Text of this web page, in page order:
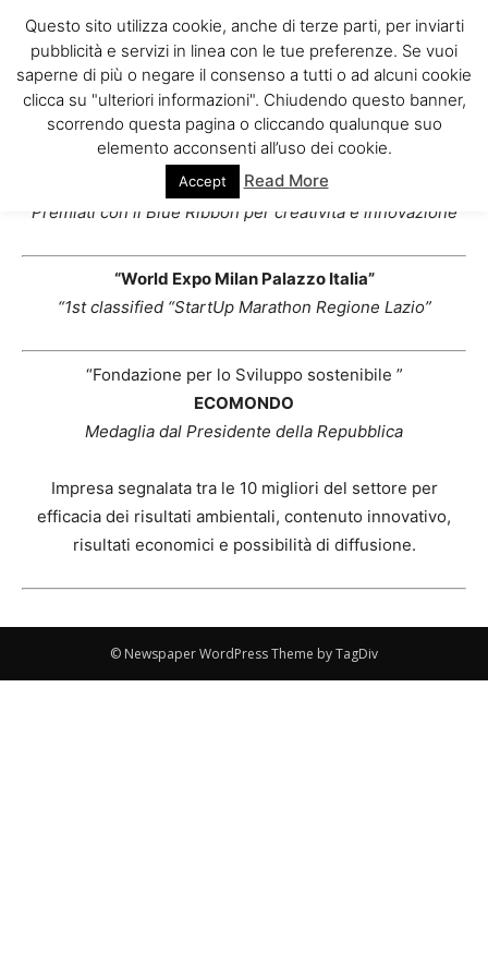
Home PREMI
PREMI
“Maker Faire New York and Rome European Edition”
Premiati con il Blue Ribbon per creatività e innovazione
“World Expo Milan Palazzo Italia”
“1st classified “StartUp Marathon Regione Lazio”
“Fondazione per lo Sviluppo sostenibile ”
ECOMONDO
Medaglia dal Presidente della Repubblica
Impresa segnalata tra le 10 migliori del settore per
efficacia dei risultati ambientali, contenuto innovativo,
risultati economici e possibilità di diffusione.
© Newspaper WordPress Theme by TagDiv
Questo sito utilizza cookie, anche di terze parti, per inviarti
pubblicità e servizi in linea con le tue preferenze. Se vuoi
saperne di più o negare il consenso a tutti o ad alcuni cookie
clicca su "ulteriori informazioni". Chiudendo questo banner,
scorrendo questa pagina o cliccando qualunque suo
elemento acconsenti all’uso dei cookie.
Accept Read More